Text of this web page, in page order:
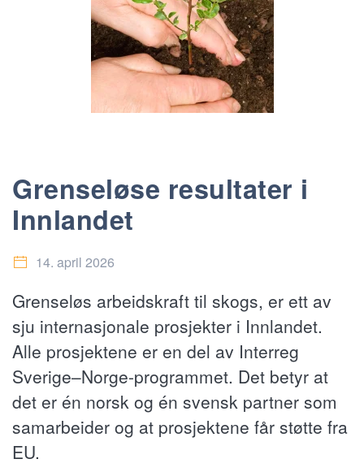
Grenseløse resultater i
Innlandet
14. april 2026
Grenseløs arbeidskraft til skogs, er ett av
sju internasjonale prosjekter i Innlandet.
Alle prosjektene er en del av Interreg
Sverige–Norge-programmet. Det betyr at
det er én norsk og én svensk partner som
samarbeider og at prosjektene får støtte fra
EU.